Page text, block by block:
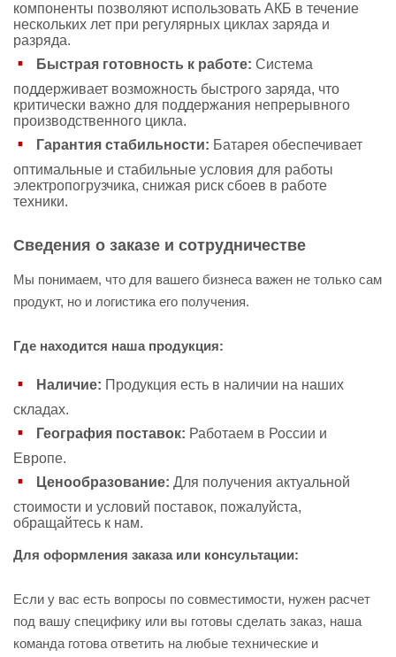
компоненты позволяют использовать АКБ в течение
нескольких лет при регулярных циклах заряда и
разряда.
Быстрая готовность к работе: Система
поддерживает возможность быстрого заряда, что
критически важно для поддержания непрерывного
производственного цикла.
Гарантия стабильности: Батарея обеспечивает
оптимальные и стабильные условия для работы
электропогрузчика, снижая риск сбоев в работе
техники.
Сведения о заказе и сотрудничестве
Мы понимаем, что для вашего бизнеса важен не только сам
продукт, но и логистика его получения.
Где находится наша продукция:
Наличие: Продукция есть в наличии на наших
складах.
География поставок: Работаем в России и
Европе.
Ценообразование: Для получения актуальной
стоимости и условий поставок, пожалуйста,
обращайтесь к нам.
Для оформления заказа или консультации:
Если у вас есть вопросы по совместимости, нужен расчет
под вашу специфику или вы готовы сделать заказ, наша
команда готова ответить на любые технические и